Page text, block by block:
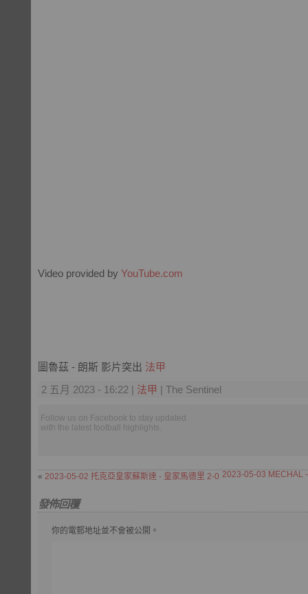
Video provided by YouTube.com
圖魯茲 - 朗斯 影片突出 法甲
2 五月 2023 - 16:22 | 法甲 | The Sentinel
Follow us on Facebook to stay updated
with the latest football highlights.
« 2023-05-02 托克亞皇家蘇斯達 - 皇家馬德里 2-0 2023-05-03 MECHAL
發佈回覆
你的電郵地址並不會被公開。